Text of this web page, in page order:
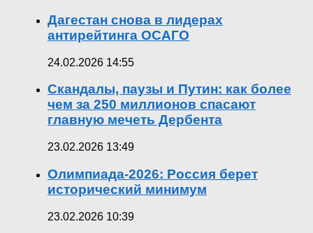
Дагестан снова в лидерах
антирейтинга ОСАГО
24.02.2026 14:55
Скандалы, паузы и Путин: как более
чем за 250 миллионов спасают
главную мечеть Дербента
23.02.2026 13:49
Олимпиада-2026: Россия берет
исторический минимум
23.02.2026 10:39